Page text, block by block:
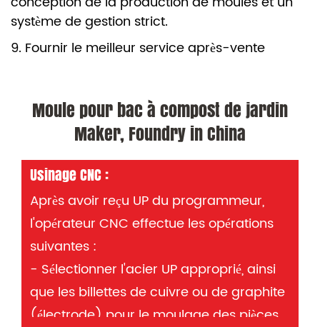
système de gestion strict.
9. Fournir le meilleur service après-vente
Moule pour bac à compost de jardin
Maker, Foundry in China
Usinage CNC :
Après avoir reçu UP du programmeur,
l'opérateur CNC effectue les opérations
suivantes :
- Sélectionner l'acier UP approprié, ainsi
que les billettes de cuivre ou de graphite
(électrode) pour le moulage des pièces